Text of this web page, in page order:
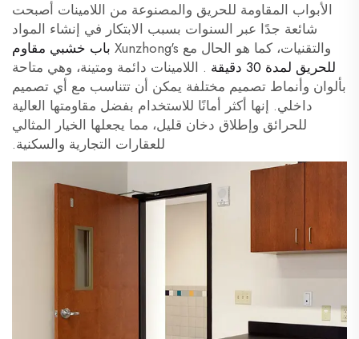
الأبواب المقاومة للحريق والمصنوعة من اللامينات أصبحت
شائعة جدًا عبر السنوات بسبب الابتكار في إنشاء المواد
والتقنيات، كما هو الحال مع Xunzhong's
باب خشبي مقاوم
للحريق لمدة 30 دقيقة
. اللامينات دائمة ومتينة، وهي متاحة
بألوان وأنماط تصميم مختلفة يمكن أن تتناسب مع أي تصميم
داخلي. إنها أكثر أمانًا للاستخدام بفضل مقاومتها العالية
للحرائق وإطلاق دخان قليل، مما يجعلها الخيار المثالي
للعقارات التجارية والسكنية.